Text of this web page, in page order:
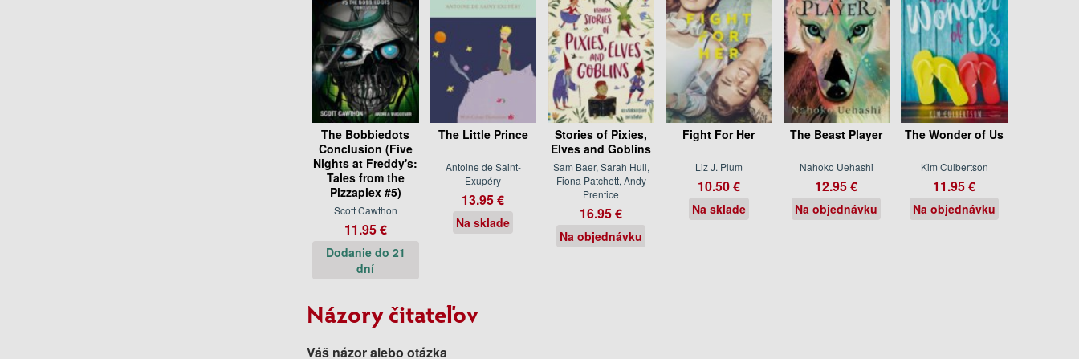
The Bobbiedots
Conclusion (Five
Nights at Freddy's:
Tales from the
Pizzaplex #5)
Scott Cawthon
11.95 €
Dodanie do 21
dní
The Little Prince
Antoine de Saint-
Exupéry
13.95 €
Na sklade
Stories of Pixies,
Elves and Goblins
Sam Baer, Sarah Hull,
Fiona Patchett, Andy
Prentice
16.95 €
Na objednávku
Fight For Her
Liz J. Plum
10.50 €
Na sklade
The Beast Player
Nahoko Uehashi
12.95 €
Na objednávku
The Wonder of Us
Kim Culbertson
11.95 €
Na objednávku
Názory čitateľov
Váš názor alebo otázka